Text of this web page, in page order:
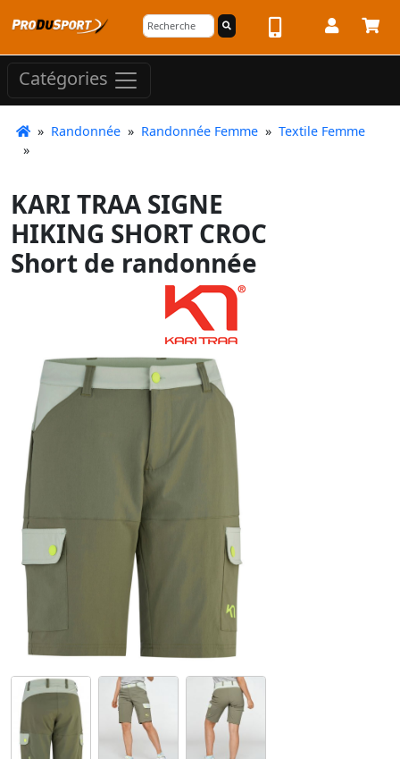
Catégories
» Randonnée » Randonnée Femme » Textile Femme
»
KARI TRAA SIGNE
HIKING SHORT CROC
Short de randonnée